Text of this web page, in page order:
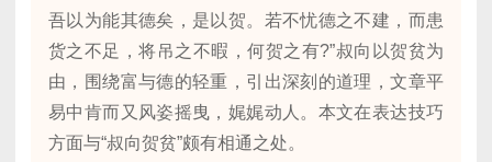
吾以为能其德矣，是以贺。若不忧德之不建，而患
货之不足，将吊之不暇，何贺之有?”叔向以贺贫为
由，围绕富与德的轻重，引出深刻的道理，文章平
易中肯而又风姿摇曳，娓娓动人。本文在表达技巧
方面与“叔向贺贫”颇有相通之处。